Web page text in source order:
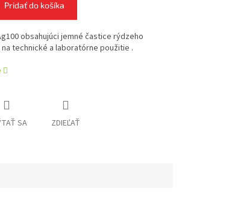
Pridať do košíka
obsahujúci jemné častice rýdzeho
technické a laboratórne použitie .
SA ZDIEĽAŤ